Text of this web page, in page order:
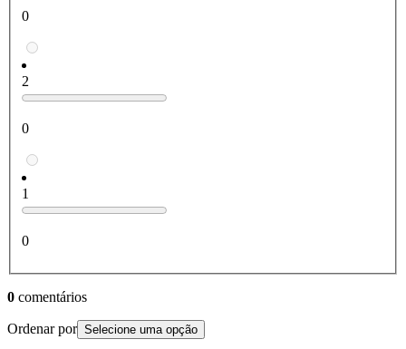
0
2
0
1
0
0 comentários
Ordenar por Selecione uma opção